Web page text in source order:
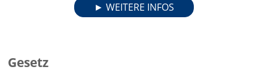
► WEITERE INFOS
Gesetz